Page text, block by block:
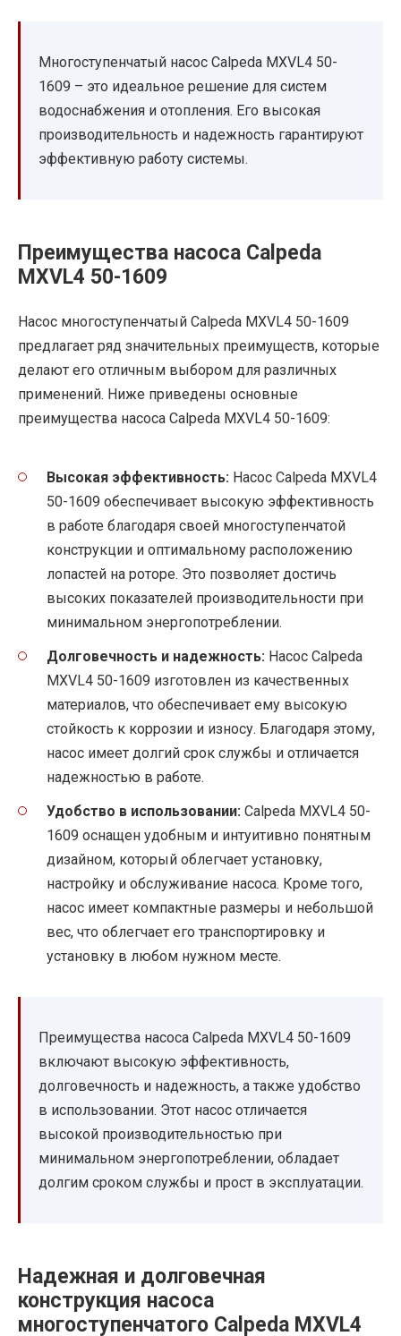
Многоступенчатый насос Calpeda MXVL4 50-
1609 – это идеальное решение для систем
водоснабжения и отопления. Его высокая
производительность и надежность гарантируют
эффективную работу системы.
Преимущества насоса Calpeda
MXVL4 50-1609
Насос многоступенчатый Calpeda MXVL4 50-1609
предлагает ряд значительных преимуществ, которые
делают его отличным выбором для различных
применений. Ниже приведены основные
преимущества насоса Calpeda MXVL4 50-1609:
Высокая эффективность: Насос Calpeda MXVL4
50-1609 обеспечивает высокую эффективность
в работе благодаря своей многоступенчатой
конструкции и оптимальному расположению
лопастей на роторе. Это позволяет достичь
высоких показателей производительности при
минимальном энергопотреблении.
Долговечность и надежность: Насос Calpeda
MXVL4 50-1609 изготовлен из качественных
материалов, что обеспечивает ему высокую
стойкость к коррозии и износу. Благодаря этому,
насос имеет долгий срок службы и отличается
надежностью в работе.
Удобство в использовании: Calpeda MXVL4 50-
1609 оснащен удобным и интуитивно понятным
дизайном, который облегчает установку,
настройку и обслуживание насоса. Кроме того,
насос имеет компактные размеры и небольшой
вес, что облегчает его транспортировку и
установку в любом нужном месте.
Преимущества насоса Calpeda MXVL4 50-1609
включают высокую эффективность,
долговечность и надежность, а также удобство
в использовании. Этот насос отличается
высокой производительностью при
минимальном энергопотреблении, обладает
долгим сроком службы и прост в эксплуатации.
Надежная и долговечная
конструкция насоса
многоступенчатого Calpeda MXVL4